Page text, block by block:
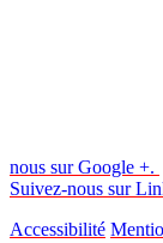
nous sur Google +.
Suivez-nous sur
Accessibilité